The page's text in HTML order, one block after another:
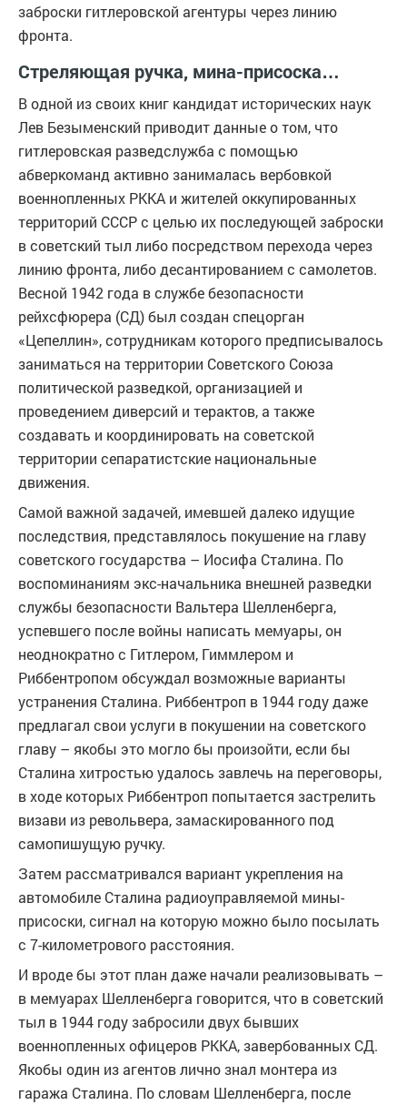
заброски гитлеровской агентуры через линию
фронта.
Стреляющая ручка, мина-присоска…
В одной из своих книг кандидат исторических наук
Лев Безыменский приводит данные о том, что
гитлеровская разведслужба с помощью
абверкоманд активно занималась вербовкой
военнопленных РККА и жителей оккупированных
территорий СССР с целью их последующей заброски
в советский тыл либо посредством перехода через
линию фронта, либо десантированием с самолетов.
Весной 1942 года в службе безопасности
рейхсфюрера (СД) был создан спецорган
«Цепеллин», сотрудникам которого предписывалось
заниматься на территории Советского Союза
политической разведкой, организацией и
проведением диверсий и терактов, а также
создавать и координировать на советской
территории сепаратистские национальные
движения.
Самой важной задачей, имевшей далеко идущие
последствия, представлялось покушение на главу
советского государства – Иосифа Сталина. По
воспоминаниям экс-начальника внешней разведки
службы безопасности Вальтера Шелленберга,
успевшего после войны написать мемуары, он
неоднократно с Гитлером, Гиммлером и
Риббентропом обсуждал возможные варианты
устранения Сталина. Риббентроп в 1944 году даже
предлагал свои услуги в покушении на советского
главу – якобы это могло бы произойти, если бы
Сталина хитростью удалось завлечь на переговоры,
в ходе которых Риббентроп попытается застрелить
визави из револьвера, замаскированного под
самопишущую ручку.
Затем рассматривался вариант укрепления на
автомобиле Сталина радиоуправляемой мины-
присоски, сигнал на которую можно было посылать
с 7-километрового расстояния.
И вроде бы этот план даже начали реализовывать –
в мемуарах Шелленберга говорится, что в советский
тыл в 1944 году забросили двух бывших
военнопленных офицеров РККА, завербованных СД.
Якобы один из агентов лично знал монтера из
гаража Сталина. По словам Шелленберга, после